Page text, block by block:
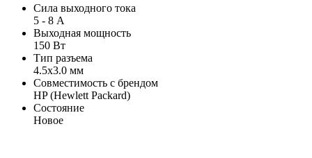
Сила выходного тока
5 - 8 А
Выходная мощность
150 Вт
Тип разъема
4.5x3.0 мм
Совместимость с брендом
HP (Hewlett Packard)
Состояние
Новое